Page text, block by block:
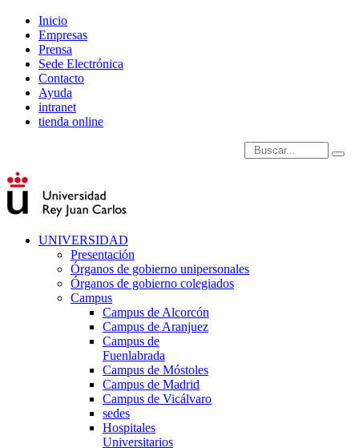
Inicio
Empresas
Prensa
Sede Electrónica
Contacto
Ayuda
intranet
tienda online
Introduce términos de
UNIVERSIDAD
Presentación
Órganos de gobierno unipersonales
Órganos de gobierno colegiados
Campus
Campus de Alcorcón
Campus de Aranjuez
Campus de
Fuenlabrada
Campus de Móstoles
Campus de Madrid
Campus de Vicálvaro
sedes
Hospitales
Universitarios